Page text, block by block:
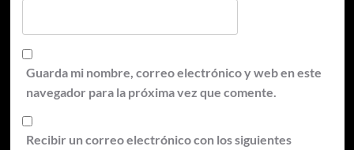
Guarda mi nombre, correo electrónico y web en este
navegador para la próxima vez que comente.
Recibir un correo electrónico con los siguientes